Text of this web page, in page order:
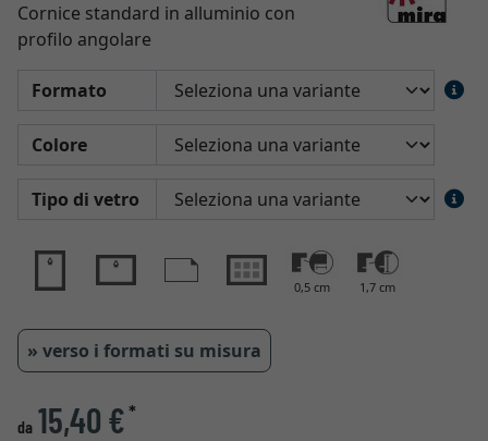
Cornice standard in alluminio con
profilo angolare
Formato
Colore
Tipo di vetro
0,5 cm 1,7 cm
» verso i formati su misura
da 15,40 €*